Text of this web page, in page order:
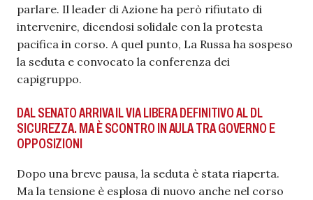
parlare. Il leader di Azione ha però rifiutato di
intervenire, dicendosi solidale con la protesta
pacifica in corso. A quel punto, La Russa ha sospeso
la seduta e convocato la conferenza dei
capigruppo.
DAL SENATO ARRIVA IL VIA LIBERA DEFINITIVO AL DL
SICUREZZA. MA È SCONTRO IN AULA TRA GOVERNO E
OPPOSIZIONI
Dopo una breve pausa, la seduta è stata riaperta.
Ma la tensione è esplosa di nuovo anche nel corso